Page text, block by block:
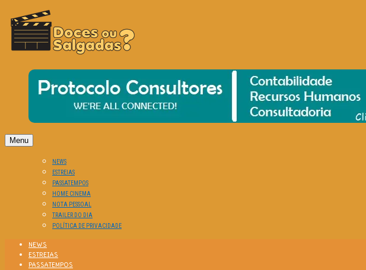
DOCES OU SALGADAS?
O Cinema? Uma Paixão!!
Menu
NEWS
ESTREIAS
PASSATEMPOS
HOME CINEMA
NOTA PESSOAL
TRAILER DO DIA
POLÍTICA DE PRIVACIDADE
NEWS
ESTREIAS
PASSATEMPOS